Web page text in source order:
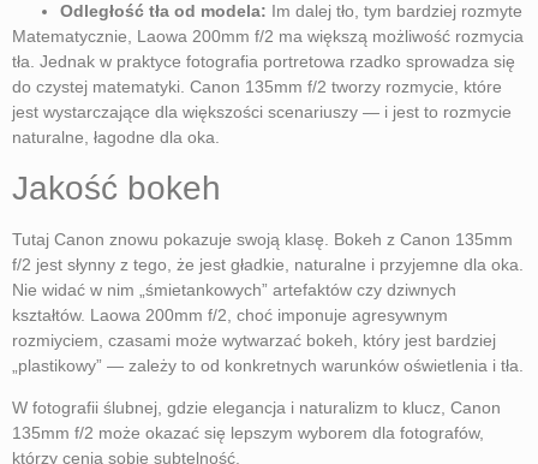
Odległość tła od modela: Im dalej tło, tym bardziej rozmyte
Matematycznie, Laowa 200mm f/2 ma większą możliwość rozmycia
tła. Jednak w praktyce fotografia portretowa rzadko sprowadza się
do czystej matematyki. Canon 135mm f/2 tworzy rozmycie, które
jest wystarczające dla większości scenariuszy — i jest to rozmycie
naturalne, łagodne dla oka.
Jakość bokeh
Tutaj Canon znowu pokazuje swoją klasę. Bokeh z Canon 135mm
f/2 jest słynny z tego, że jest gładkie, naturalne i przyjemne dla oka.
Nie widać w nim „śmietankowych” artefaktów czy dziwnych
kształtów. Laowa 200mm f/2, choć imponuje agresywnym
rozmiyciem, czasami może wytwarzać bokeh, który jest bardziej
„plastikowy” — zależy to od konkretnych warunków oświetlenia i tła.
W fotografii ślubnej, gdzie elegancja i naturalizm to klucz, Canon
135mm f/2 może okazać się lepszym wyborem dla fotografów,
którzy cenią sobie subtelność.